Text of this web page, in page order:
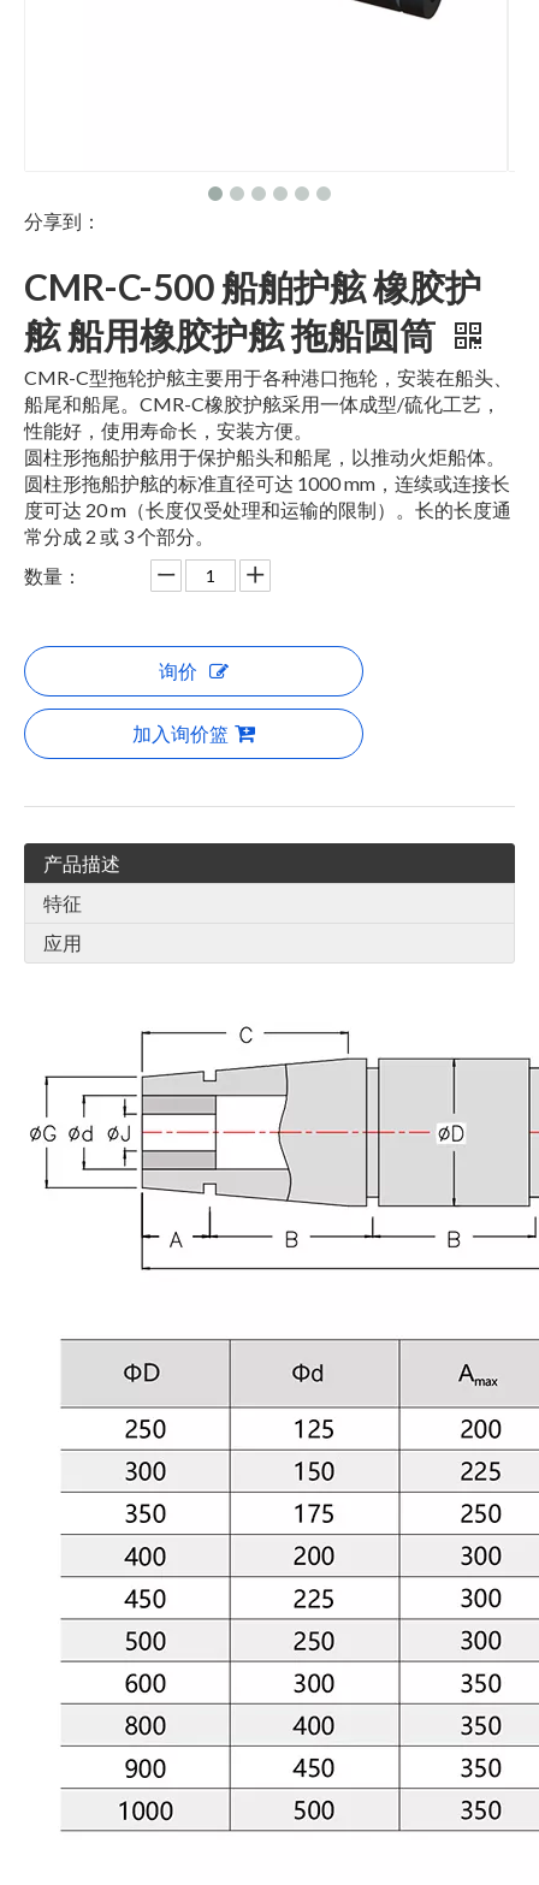
分享到：
CMR-C-500 船舶护舷 橡胶护
舷 船用橡胶护舷 拖船圆筒
CMR-C型拖轮护舷主要用于各种港口拖轮，安装在船头、
船尾和船尾。CMR-C橡胶护舷采用一体成型/硫化工艺，
性能好，使用寿命长，安装方便。
圆柱形拖船护舷用于保护船头和船尾，以推动火炬船体。
圆柱形拖船护舷的标准直径可达 1000 mm，连续或连接长
度可达 20 m（长度仅受处理和运输的限制）。长的长度通
常分成 2 或 3 个部分。
数量：
询价
加入询价篮
产品描述
特征
应用